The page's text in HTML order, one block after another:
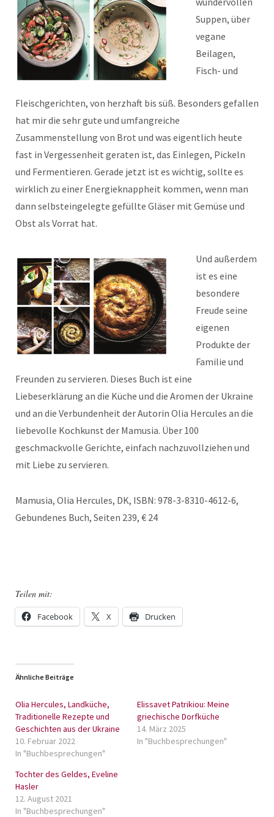
Suppen, über
vegane
Beilagen,
Fisch- und
Fleischgerichten, von herzhaft bis süß. Besonders gefallen
hat mir die sehr gute und umfangreiche
Zusammenstellung von Brot und was eigentlich heute
fast in Vergessenheit geraten ist, das Einlegen, Pickeln
und Fermentieren. Gerade jetzt ist es wichtig, sollte es
wirklich zu einer Energieknappheit kommen, wenn man
dann selbsteingelegte gefüllte Gläser mit Gemüse und
Obst als Vorrat hat.
Und außerdem
ist es eine
besondere
Freude seine
eigenen
Produkte der
Familie und
Freunden zu servieren. Dieses Buch ist eine
Liebeserklärung an die Küche und die Aromen der Ukraine
und an die Verbundenheit der Autorin Olia Hercules an die
liebevolle Kochkunst der Mamusia. Über 100
geschmackvolle Gerichte, einfach nachzuvollziehen und
mit Liebe zu servieren.
Mamusia, Olia Hercules, DK, ISBN: 978-3-8310-4612-6,
Gebundenes Buch, Seiten 239, € 24
Teilen mit:
Facebook X Drucken
Ähnliche Beiträge
Olia Hercules, Landküche,
Traditionelle Rezepte und
Geschichten aus der Ukraine
10. Februar 2022
In "Buchbesprechungen"
Elissavet Patrikiou: Meine
griechische Dorfküche
14. März 2025
In "Buchbesprechungen"
Tochter des Geldes, Eveline
Hasler
12. August 2021
In "Buchbesprechungen"